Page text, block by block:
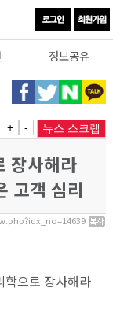
정보공유
+ - 뉴스 스크랩
장사해라
고객 심리
학으로 장사해라